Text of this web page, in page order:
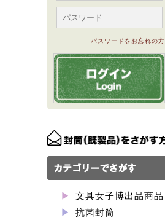
パスワードをお忘れの方
文具女子博出品商品
抗菌封筒